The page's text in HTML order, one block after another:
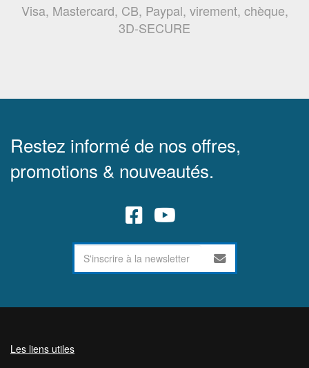
Visa, Mastercard, CB, Paypal, virement, chèque,
3D-SECURE
Restez informé de nos offres,
promotions & nouveautés.
Les liens utiles